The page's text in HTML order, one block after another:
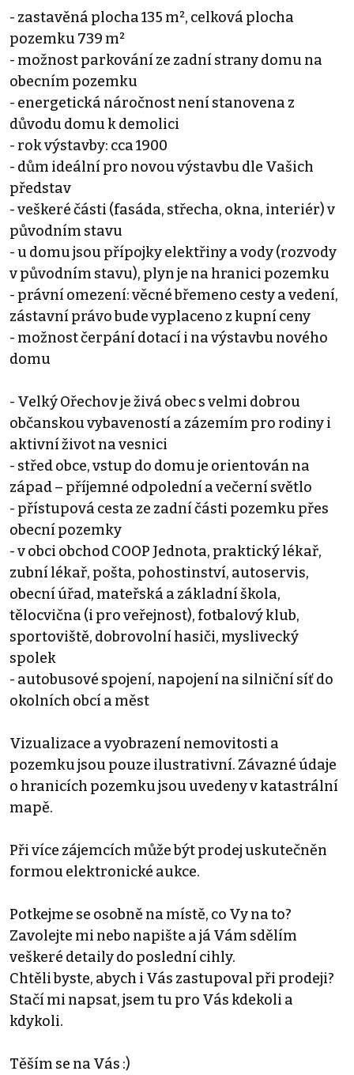
- zastavěná plocha 135 m², celková plocha
pozemku 739 m²
- možnost parkování ze zadní strany domu na
obecním pozemku
- energetická náročnost není stanovena z
důvodu domu k demolici
- rok výstavby: cca 1900
- dům ideální pro novou výstavbu dle Vašich
představ
- veškeré části (fasáda, střecha, okna, interiér) v
původním stavu
- u domu jsou přípojky elektřiny a vody (rozvody
v původním stavu), plyn je na hranici pozemku
- právní omezení: věcné břemeno cesty a vedení,
zástavní právo bude vyplaceno z kupní ceny
- možnost čerpání dotací i na výstavbu nového
domu
- Velký Ořechov je živá obec s velmi dobrou
občanskou vybaveností a zázemím pro rodiny i
aktivní život na vesnici
- střed obce, vstup do domu je orientován na
západ – příjemné odpolední a večerní světlo
- přístupová cesta ze zadní části pozemku přes
obecní pozemky
- v obci obchod COOP Jednota, praktický lékař,
zubní lékař, pošta, pohostinství, autoservis,
obecní úřad, mateřská a základní škola,
tělocvična (i pro veřejnost), fotbalový klub,
sportoviště, dobrovolní hasiči, myslivecký
spolek
- autobusové spojení, napojení na silniční síť do
okolních obcí a měst
Vizualizace a vyobrazení nemovitosti a
pozemku jsou pouze ilustrativní. Závazné údaje
o hranicích pozemku jsou uvedeny v katastrální
mapě.
Při více zájemcích může být prodej uskutečněn
formou elektronické aukce.
Potkejme se osobně na místě, co Vy na to?
Zavolejte mi nebo napište a já Vám sdělím
veškeré detaily do poslední cihly.
Chtěli byste, abych i Vás zastupoval při prodeji?
Stačí mi napsat, jsem tu pro Vás kdekoli a
kdykoli.
Těším se na Vás :)